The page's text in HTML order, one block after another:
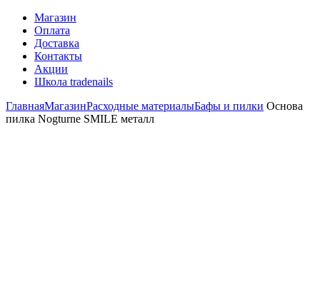
Магазин
Оплата
Доставка
Контакты
Акции
Школа tradenails
ГлавнаяМагазинРасходные материалыБафы и пилки Основа
пилка Nogturne SMILE металл